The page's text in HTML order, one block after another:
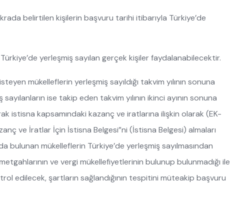
belirtilen kişilerin başvuru tarihi itibarıyla Türkiye’de
yerleşmiş sayılan gerçek kişiler faydalanabilecektir.
mükelleflerin yerleşmiş sayıldığı takvim yılının sonuna
ise takip eden takvim yılının ikinci ayının sonuna
istisna kapsamındaki kazanç ve iratlarına ilişkin olarak (EK-
ve İratlar İçin İstisna Belgesi”ni (İstisna Belgesi) almaları
mükelleflerin Türkiye’de yerleşmiş sayılmasından
ve vergi mükellefiyetlerinin bulunup bulunmadığı ile
edilecek, şartların sağlandığının tespitini müteakip başvuru